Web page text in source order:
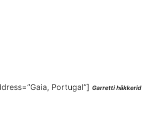
Portugal”] Garretti häkkerid